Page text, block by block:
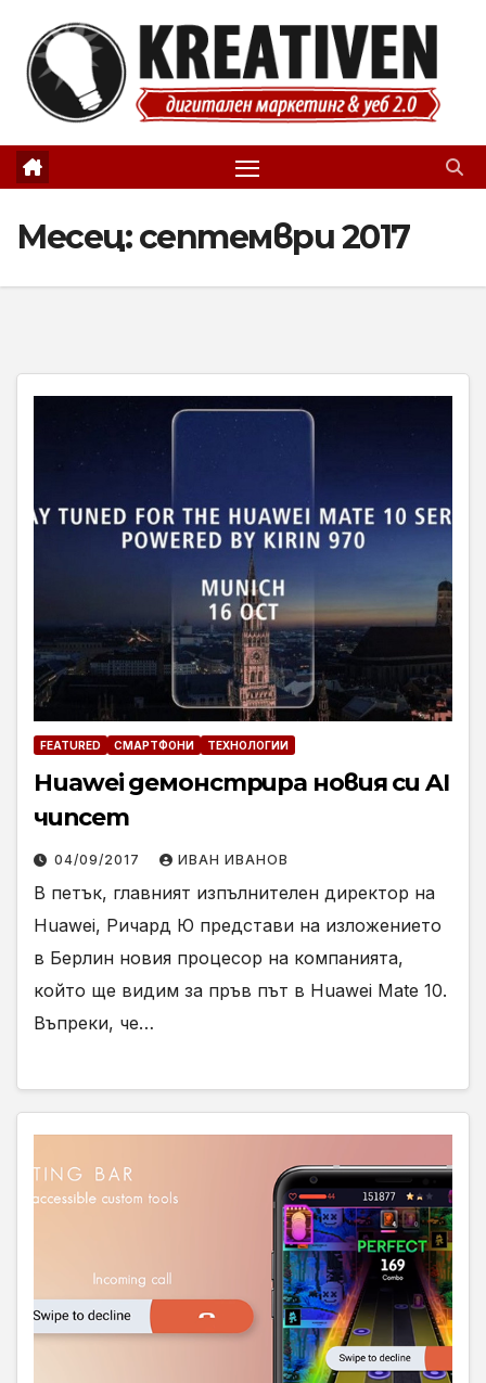
content
Месец:септември 2017
FEATURED СМАРТФОНИ ТЕХНОЛОГИИ
Huawei демонстрира новия си AI
чипсет
04/09/2017 ИВАН ИВАНОВ
В петък, главният изпълнителен директор на
Huawei, Ричард Ю представи на изложението
в Берлин новия процесор на компанията,
който ще видим за пръв път в Huawei Mate 10.
Въпреки, че…